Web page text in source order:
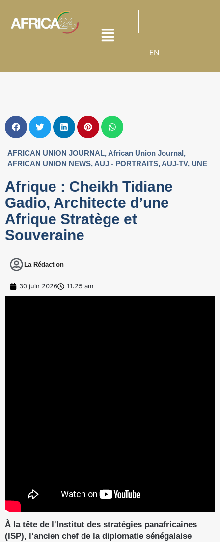
EN
AFRICAN UNION JOURNAL, African Union Journal,
AFRICAN UNION NEWS, AUJ - PORTRAITS, AUJ-TV, UNE
Afrique : Cheikh Tidiane
Gadio, Architecte d’une
Afrique Stratège et
Souveraine
La Rédaction
30 juin 2026 11:25 am
À la tête de l’Institut des stratégies panafricaines
(ISP), l’ancien chef de la diplomatie sénégalaise